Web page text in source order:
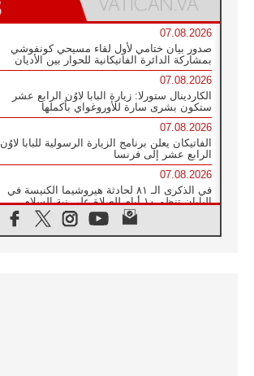
07.08.2026
صدور بيان ختامي لأول لقاء مسيحي كونفوشي
بمشاركة الدائرة الفاتيكانية للحوار بين الأديان
07.08.2026
الكاردينال ستورلا: زيارة البابا لاوُن الرابع عشر
ستكون بشرى سارة للأوروغواي بأكملها
07.08.2026
الفاتيكان يعلن برنامج الزيارة الرسولية للبابا لاوُن
الرابع عشر إلى فرنسا
07.08.2026
في الذكرى الـ ٨١ لحادثة هيروشيما الكنيسة في
اليابان تنظم ١٠ أيام للصلاة على نية السلام
الكنيسة في الأوروغواي: زيارة البابا ستعزز